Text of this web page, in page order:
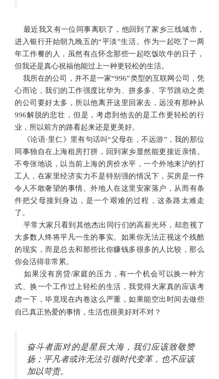
最近我又有一位同事离职了，他回到了家乡三线城市，
进入银行开始朝九晚五的“平淡”生活。作为一起吃了一两
年工作餐的人，虽然有点怀念那些一起吃饭吹牛的日子，
但我还是真心祝福他能过上一种更轻松的生活。
我所在的公司，并不是一家“996”类型的互联网公司，凭
心而论，我们的工作强度比华为、拼多多、字节跳动之类
的公司要好太多，所以他离开这里回家去，远没有那种从
996解脱的悲壮，但是，考虑到他去的是工作更轻松的行
业，所以前方的路看起来还是更美好。
《论语·里仁》里有句话叫“父母在，不远游”，我的那位
同事独自在上海租房打拼，回到家乡显然能更接近亲情。
不夸张地说， 以当前上海的房价水平，一个外地来沪的打
工人， 在家里经济实力不是特别 强的情况下，买房是一件
令 人不敢奢望的事情。外地人在这里安家落户，从而有条
件把父母接到身边 ， 是一个艰难的过程，这条路太难走
了。
平常大家只看到其他杰出同行们的高薪光环，却忽视了
大多数人终将平凡一生的事实。如果你无法正视这个残酷
的现实，而是总去和那些比你赚钱多很多的人比较，那么
你会活得非常累。
如果没有房贷/家庭的压力，有一个机会可以换一种方
式、换一个工作过上轻松的生活，我觉得大家真的应该考
虑一下，毕竟现在内卷这么严重，如果能空出时间去做些
自己真正热爱的事情，生活也很美好对不对？
奋斗者面对的是星辰大海，我们应该致敬赞
扬；平凡者或许无法引领时代变革，也不应该
加以苛责。